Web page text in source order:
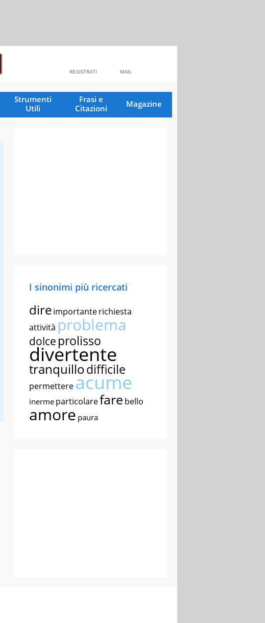
MAIL
REGISTRATI
Strumenti
Utili
Frasi e
Citazioni
Magazine
I sinonimi più ricercati
direimportanterichiesta
attività problema
dolce prolisso
divertente
tranquillodifficile
permettereacume
inerme particolarefare bello
amore paura